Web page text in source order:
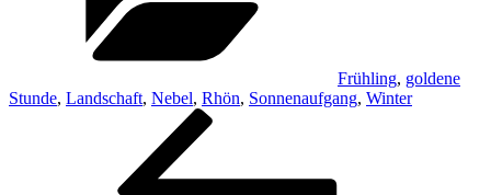
Frühling, goldene
Stunde, Landschaft, Nebel, Rhön, Sonnenaufgang, Winter
Beitragsnavigation